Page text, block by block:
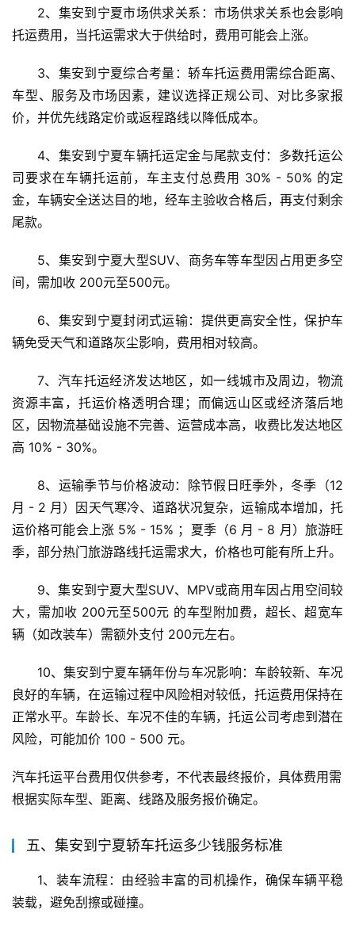
2、集安到宁夏市场供求关系：市场供求关系也会影响
托运费用，当托运需求大于供给时，费用可能会上涨。
3、集安到宁夏综合考量：轿车托运费用需综合距离、
车型、服务及市场因素，建议选择正规公司、对比多家报
价，并优先线路定价或返程路线以降低成本。
4、集安到宁夏车辆托运定金与尾款支付：多数托运公
司要求在车辆托运前，车主支付总费用 30% - 50% 的定
金，车辆安全送达目的地，经车主验收合格后，再支付剩余
尾款。
5、集安到宁夏大型SUV、商务车等车型因占用更多空
间，需加收 200元至500元。
6、集安到宁夏封闭式运输：提供更高安全性，保护车
辆免受天气和道路灰尘影响，费用相对较高。
7、汽车托运经济发达地区，如一线城市及周边，物流
资源丰富，托运价格透明合理；而偏远山区或经济落后地
区，因物流基础设施不完善、运营成本高，收费比发达地区
高 10% - 30%。
8、运输季节与价格波动：除节假日旺季外，冬季（12
月 - 2 月）因天气寒冷、道路状况复杂，运输成本增加，托
运价格可能会上涨 5% - 15% ；夏季（6 月 - 8 月）旅游旺
季，部分热门旅游路线托运需求大，价格也可能有所上升。
9、集安到宁夏大型SUV、MPV或商用车因占用空间较
大，需加收 200元至500元 的车型附加费，超长、超宽车
辆（如改装车）需额外支付 200元左右。
10、集安到宁夏车辆年份与车况影响：车龄较新、车况
良好的车辆，在运输过程中风险相对较低，托运费用保持在
正常水平。车龄长、车况不佳的车辆，托运公司考虑到潜在
风险，可能加价 100 - 500 元。
汽车托运平台费用仅供参考，不代表最终报价，具体费用需
根据实际车型、距离、线路及服务报价确定。
五、集安到宁夏轿车托运多少钱服务标准
1、装车流程：由经验丰富的司机操作，确保车辆平稳
装载，避免刮擦或碰撞。